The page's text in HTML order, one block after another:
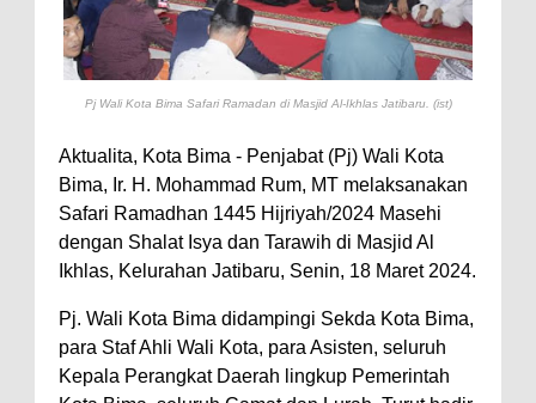
Perairan Sanggar
Perkuat Soliditas-Sinergi,
Kapolres Bima Silaturahmi ke
Nobar Piala Dunia Argentina vs
Inggris, Polres Bima Pererat
Silaturahmi dengan Masyarakat
Antusiasnya Warga dan Polisi
Nobar Bareng Laga Prancis vs
Spanyol di Mapolres Bima
Wali Kota Bima Tinjau Finalisasi
Pj Wali Kota Bima Safari Ramadan di Masjid Al-Ikhlas Jatibaru. (ist)
Aktualita, Kota Bima - Penjabat (Pj) Wali Kota
Bima, Ir. H. Mohammad Rum, MT melaksanakan
Safari Ramadhan 1445 Hijriyah/2024 Masehi
dengan Shalat Isya dan Tarawih di Masjid Al
Ikhlas, Kelurahan Jatibaru, Senin, 18 Maret 2024.
Pj. Wali Kota Bima didampingi Sekda Kota Bima,
para Staf Ahli Wali Kota, para Asisten, seluruh
Kepala Perangkat Daerah lingkup Pemerintah